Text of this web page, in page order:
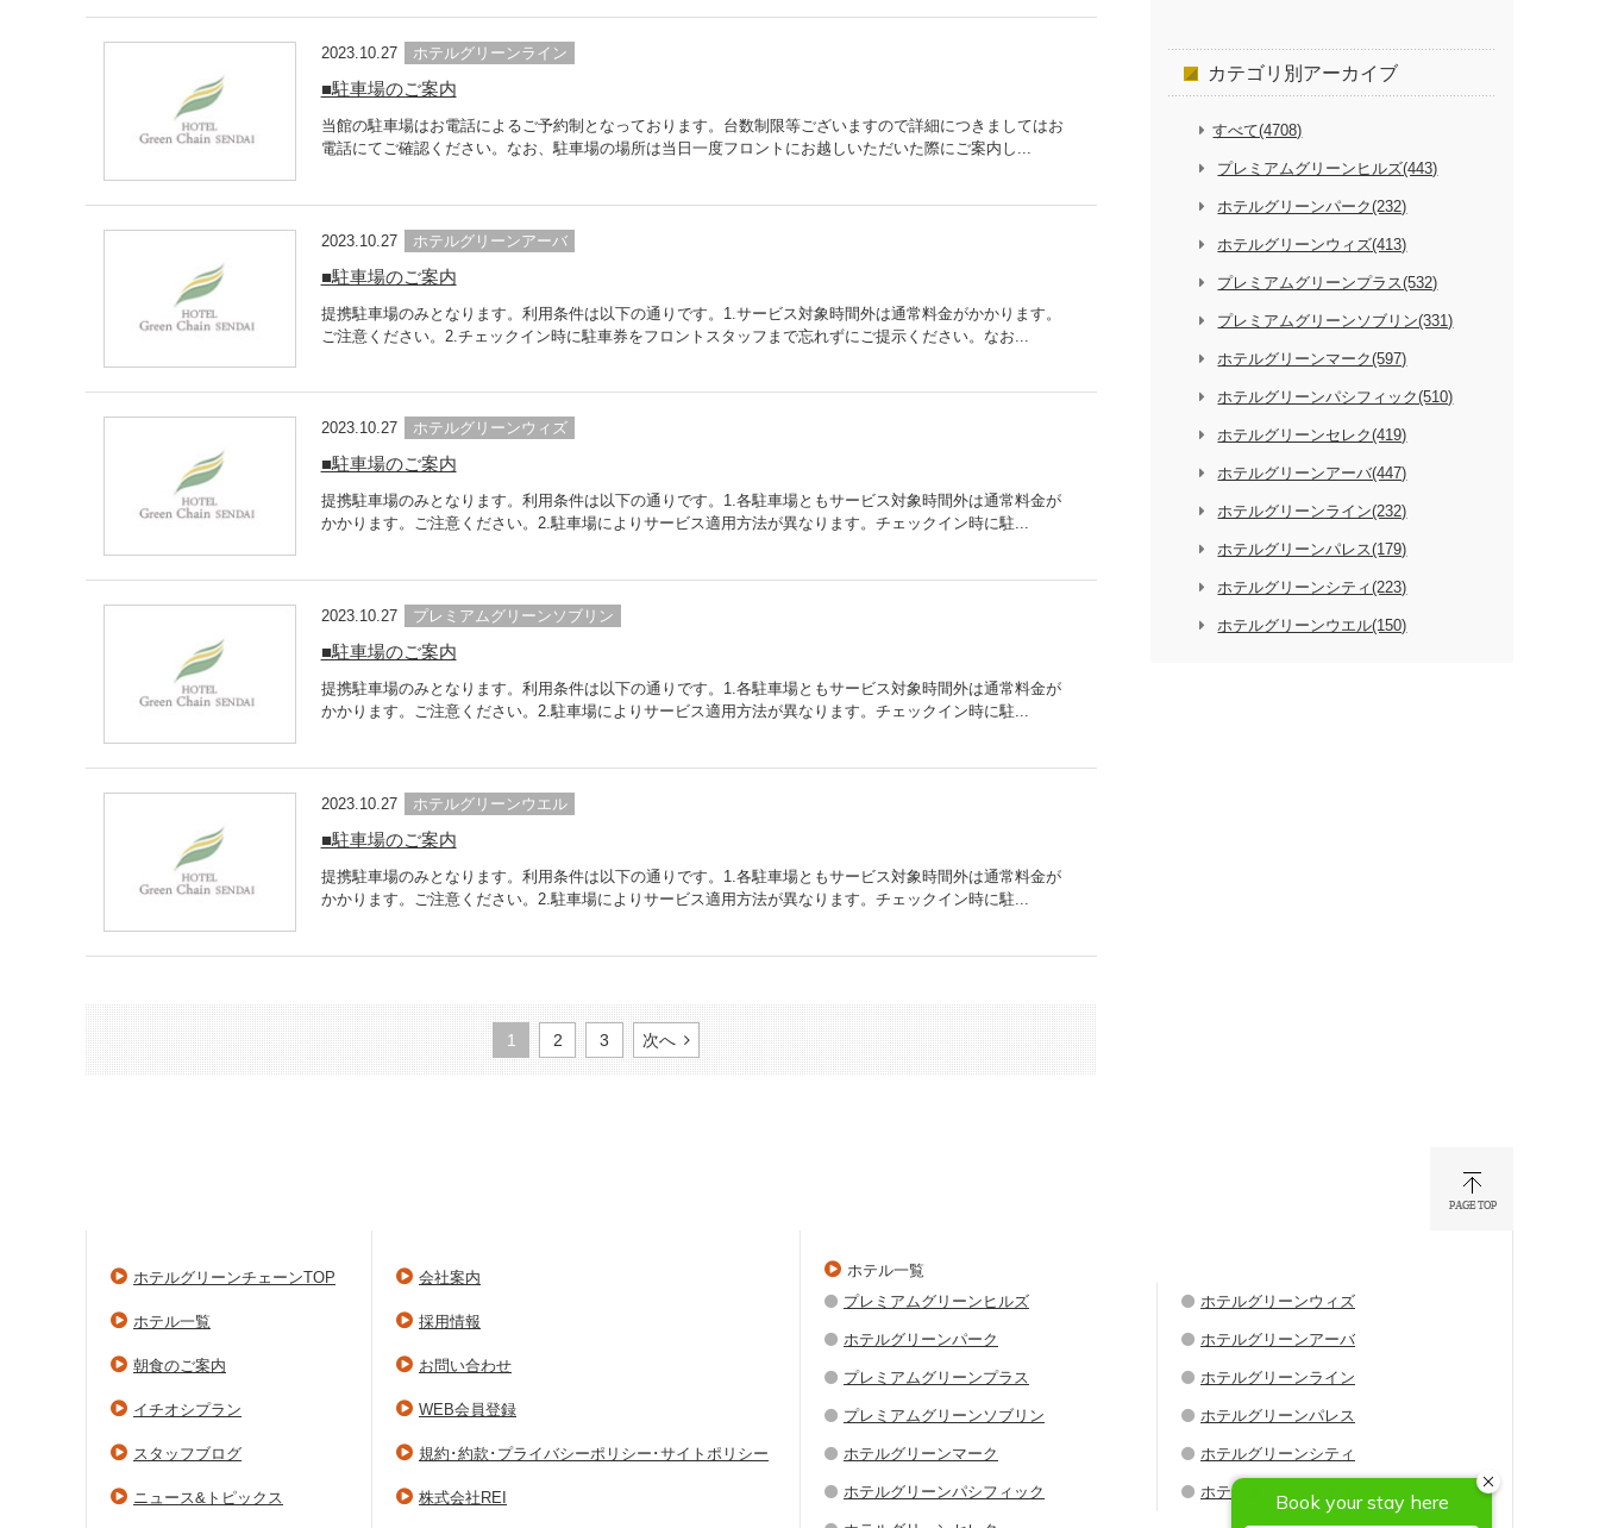
2023.10.27 ホテルグリーンライン
■駐車場のご案内
当館の駐車場はお電話によるご予約制となっております。台数制限等ございますので詳細につきましてはお
電話にてご確認ください。なお、駐車場の場所は当日一度フロントにお越しいただいた際にご案内し...
2023.10.27 ホテルグリーンアーバ
■駐車場のご案内
提携駐車場のみとなります。利用条件は以下の通りです。1.サービス対象時間外は通常料金がかかります。
ご注意ください。2.チェックイン時に駐車券をフロントスタッフまで忘れずにご提示ください。なお...
2023.10.27 ホテルグリーンウィズ
■駐車場のご案内
提携駐車場のみとなります。利用条件は以下の通りです。1.各駐車場ともサービス対象時間外は通常料金が
かかります。ご注意ください。2.駐車場によりサービス適用方法が異なります。チェックイン時に駐...
2023.10.27 プレミアムグリーンソブリン
■駐車場のご案内
提携駐車場のみとなります。利用条件は以下の通りです。1.各駐車場ともサービス対象時間外は通常料金が
かかります。ご注意ください。2.駐車場によりサービス適用方法が異なります。チェックイン時に駐...
2023.10.27 ホテルグリーンウエル
■駐車場のご案内
提携駐車場のみとなります。利用条件は以下の通りです。1.各駐車場ともサービス対象時間外は通常料金が
かかります。ご注意ください。2.駐車場によりサービス適用方法が異なります。チェックイン時に駐...
1 2 3 次へ
カテゴリ別アーカイブ
すべて(4708)
プレミアムグリーンヒルズ(443)
ホテルグリーンパーク(232)
ホテルグリーンウィズ(413)
プレミアムグリーンプラス(532)
プレミアムグリーンソブリン(331)
ホテルグリーンマーク(597)
ホテルグリーンパシフィック(510)
ホテルグリーンセレク(419)
ホテルグリーンアーバ(447)
ホテルグリーンライン(232)
ホテルグリーンパレス(179)
ホテルグリーンシティ(223)
ホテルグリーンウエル(150)
ホテルグリーンチェーンTOP
ホテル一覧
朝食のご案内
イチオシプラン
スタッフブログ
ニュース&トピックス
会社案内
採用情報
お問い合わせ
WEB会員登録
規約･約款･プライバシーポリシー･サイトポリシー
株式会社REI
ホテル一覧
プレミアムグリーンヒルズ
ホテルグリーンパーク
プレミアムグリーンプラス
プレミアムグリーンソブリン
ホテルグリーンマーク
ホテルグリーンパシフィック
ホテルグリーンウィズ
ホテルグリーンアーバ
ホテルグリーンライン
ホテルグリーンパレス
ホテルグリーンシティ
ホテルグリーンウエル